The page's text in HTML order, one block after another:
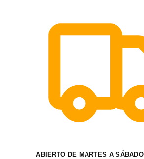
ABIERTO DE MARTES A SÁBADO